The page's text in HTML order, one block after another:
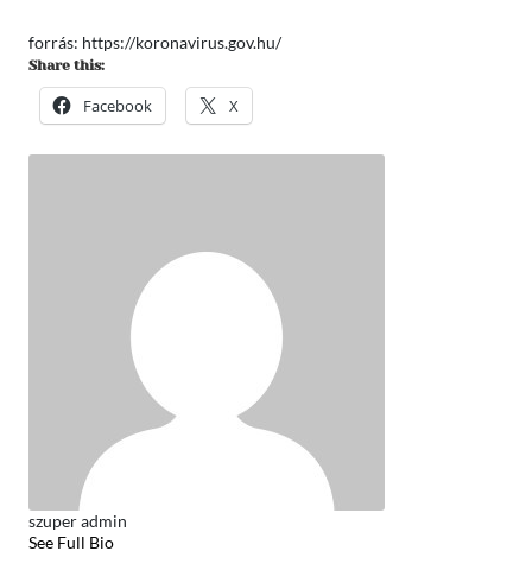
forrás: https://koronavirus.gov.hu/
Share this:
Facebook X
szuper admin
See Full Bio